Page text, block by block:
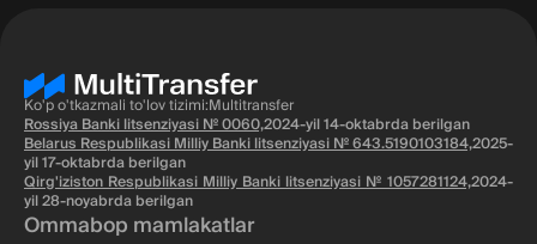
Ko'p o'tkazmali to'lov tizimi:Multitransfer
Rossiya Banki litsenziyasi № 0060,2024-yil 14-oktabrda berilgan
Belarus Respublikasi Milliy Banki litsenziyasi № 643.5190103184,2025-
yil 17-oktabrda berilgan
Qirg'iziston Respublikasi Milliy Banki litsenziyasi № 1057281124,2024-
yil 28-noyabrda berilgan
Ommabop mamlakatlar